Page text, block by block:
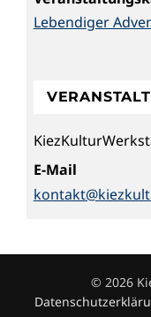
Lebendiger
E-Mail
© 2026